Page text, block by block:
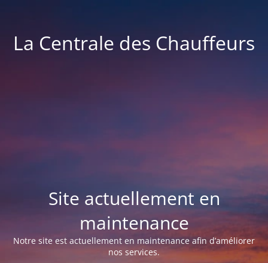
La Centrale des Chauffeurs
Site actuellement en
maintenance
Notre site est actuellement en maintenance afin d’améliorer
nos services.